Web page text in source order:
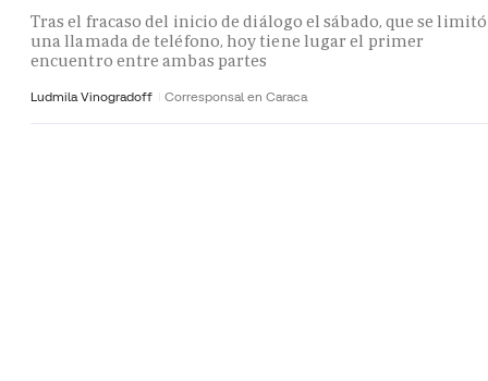
Tras el fracaso del inicio de diálogo el sábado, que se
una llamada de teléfono, hoy tiene lugar el primer
encuentro entre ambas partes
Ludmila Vinogradoff Corresponsal en Caraca